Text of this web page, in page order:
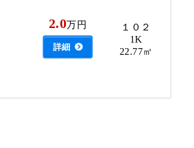
2.0万円
詳細
１０２
1K
22.77㎡